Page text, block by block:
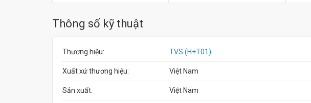
Thông số kỹ thuật
Thương hiệu: TVS (H+T01)
Xuất xứ thương hiệu: Việt Nam
Sản xuất: Việt Nam